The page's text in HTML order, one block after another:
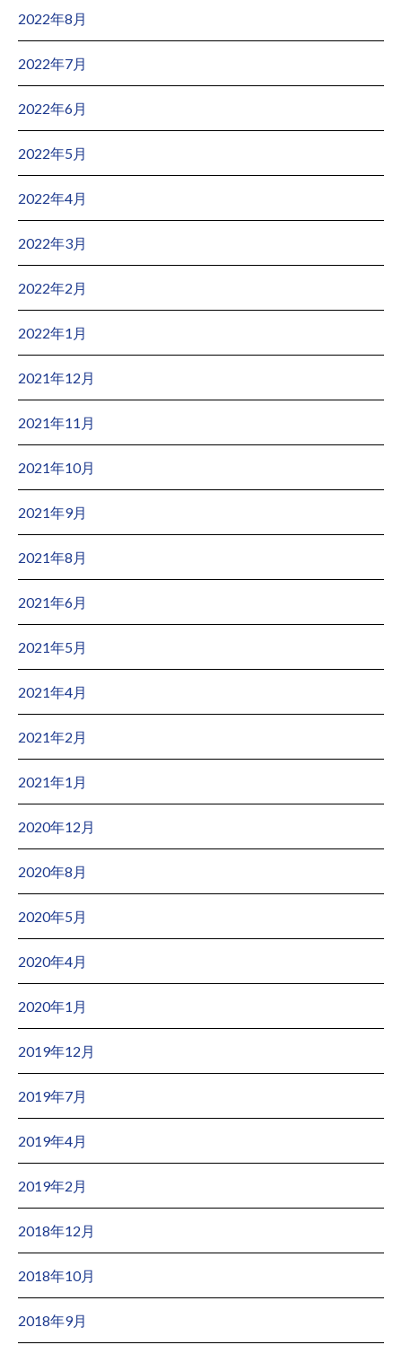
2022年8月
2022年7月
2022年6月
2022年5月
2022年4月
2022年3月
2022年2月
2022年1月
2021年12月
2021年11月
2021年10月
2021年9月
2021年8月
2021年6月
2021年5月
2021年4月
2021年2月
2021年1月
2020年12月
2020年8月
2020年5月
2020年4月
2020年1月
2019年12月
2019年7月
2019年4月
2019年2月
2018年12月
2018年10月
2018年9月